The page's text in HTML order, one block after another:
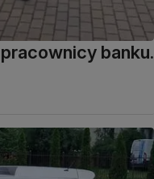
banku.